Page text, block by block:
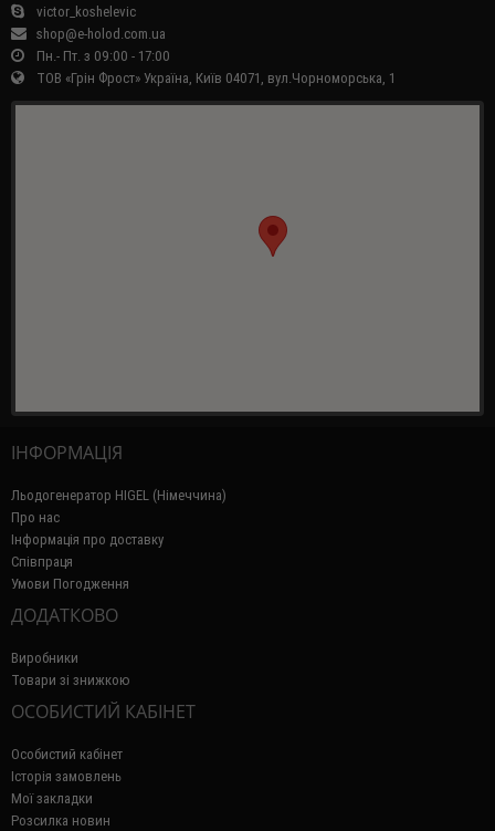
victor_koshelevic
shop@e-holod.com.ua
Пн.- Пт. з 09:00 - 17:00
ТОВ «Грін Фрост» Україна, Київ 04071, вул.Чорноморська, 1
ІНФОРМАЦІЯ
Льодогенератор HIGEL (Німеччина)
Про нас
Інформація про доставку
Співпраця
Умови Погодження
ДОДАТКОВО
Виробники
Товари зі знижкою
ОСОБИСТИЙ КАБІНЕТ
Особистий кабінет
Історія замовлень
Мої закладки
Розсилка новин